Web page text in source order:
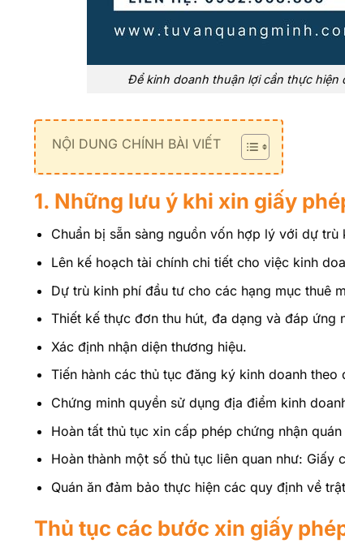
Để kinh doanh thuận lợi cần thực hiện
NỘI DUNG CHÍNH BÀI VIẾT
1. Những lưu ý khi xin giấy
Chuẩn bị sẵn sàng nguồn vốn hợp lý với dự trù
Lên kế hoạch tài chính chi tiết cho việc kinh
Dự trù kinh phí đầu tư cho các hạng mục thuê
Thiết kế thực đơn thu hút, đa dạng và đáp ứng
Xác định nhận diện thương hiệu.
Tiến hành các thủ tục đăng ký kinh doanh theo
Chứng minh quyền sử dụng địa điểm kinh
Hoàn tất thủ tục xin cấp phép chứng nhận
Hoàn thành một số thủ tục liên quan như: Giấy
Quán ăn đảm bảo thực hiện các quy định về
Thủ tục các bước xin giấy